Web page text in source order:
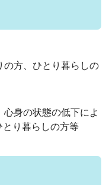
の方、ひとり暮らしの
身の状態の低下によ
とり暮らしの方等